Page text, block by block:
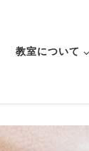
教室について